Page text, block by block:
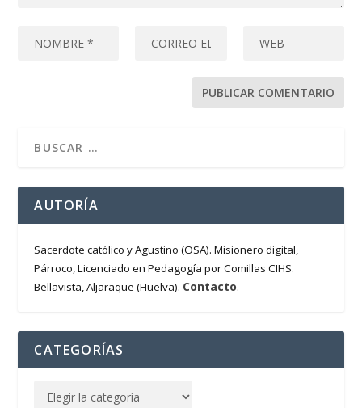
AUTORÍA
Sacerdote católico y Agustino (OSA). Misionero digital,
Párroco, Licenciado en Pedagogía por Comillas CIHS.
Bellavista, Aljaraque (Huelva). Contacto.
CATEGORÍAS